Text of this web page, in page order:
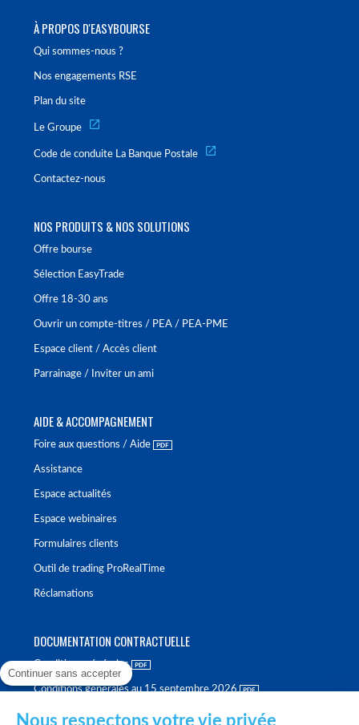
À PROPOS D'EASYBOURSE
Qui sommes-nous ?
Nos engagements RSE
Plan du site
Le Groupe
Code de conduite La Banque Postale
Contactez-nous
NOS PRODUITS & NOS SOLUTIONS
Offre bourse
Sélection EasyTrade
Offre 18-30 ans
Ouvrir un compte-titres / PEA / PEA-PME
Espace client / Accès client
Parrainage / Inviter un ami
AIDE & ACCOMPAGNEMENT
Foire aux questions / Aide
Assistance
Espace actualités
Espace webinaires
Formulaires clients
Outil de trading ProRealTime
Réclamations
DOCUMENTATION CONTRACTUELLE
Conditions générales
Conditions générales au 15 septembre 2026
Continuer sans accepter
Nous respectons votre vie privée